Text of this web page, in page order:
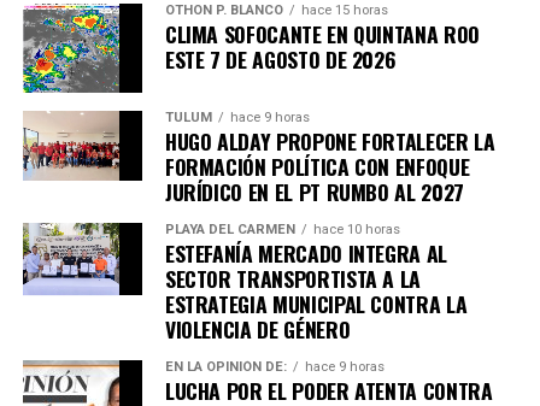
OTHON P. BLANCO hace 15 horas
CLIMA SOFOCANTE EN QUINTANA ROO
ESTE 7 DE AGOSTO DE 2026
TULUM hace 9 horas
HUGO ALDAY PROPONE FORTALECER LA
FORMACIÓN POLÍTICA CON ENFOQUE
JURÍDICO EN EL PT RUMBO AL 2027
PLAYA DEL CARMEN hace 10 horas
ESTEFANÍA MERCADO INTEGRA AL
SECTOR TRANSPORTISTA A LA
ESTRATEGIA MUNICIPAL CONTRA LA
VIOLENCIA DE GÉNERO
EN LA OPINIÓN DE: hace 9 horas
LUCHA POR EL PODER ATENTA CONTRA